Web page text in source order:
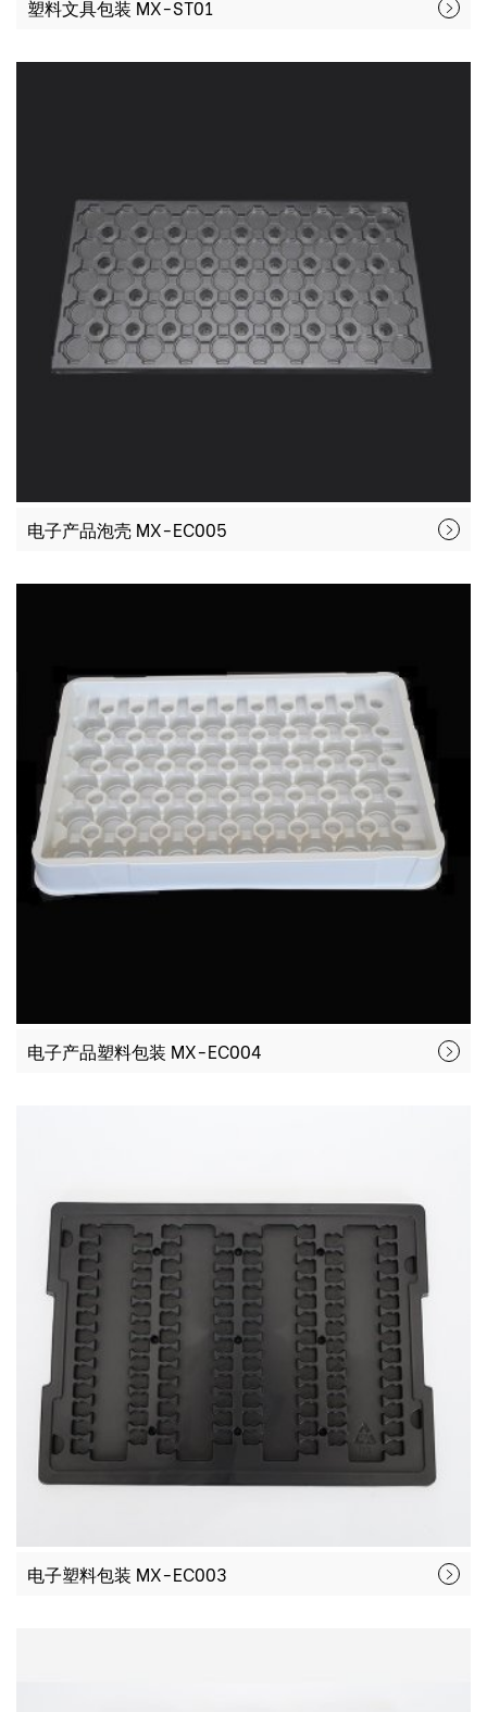
塑料文具包装 MX-ST01
电子产品泡壳 MX-EC005
电子产品塑料包装 MX-EC004
电子塑料包装 MX-EC003